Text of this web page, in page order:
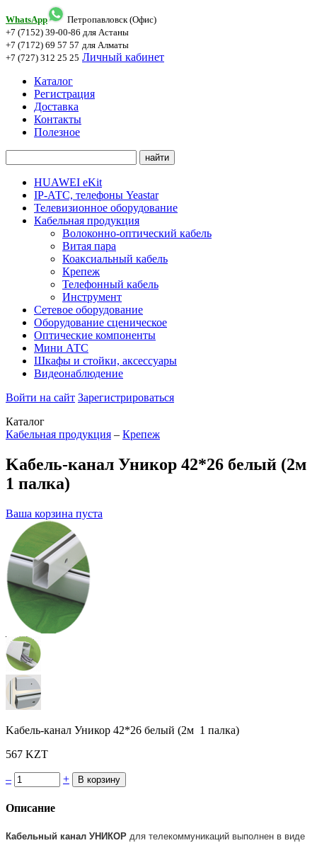
WhatsApp
Петропавловск (Офис)
+7 (7152) 39-00-86 для Астаны
+7 (7172) 69 57 57 для Алматы
+7 (727) 312 25 25 Личный кабинет
Каталог
Регистрация
Доставка
Контакты
Полезное
HUAWEI eKit
IP-АТС, телефоны Yeastar
Телевизионное оборудование
Кабельная продукция
Волоконно-оптический кабель
Витая пара
Коаксиальный кабель
Крепеж
Телефонный кабель
Инструмент
Сетевое оборудование
Оборудование сценическое
Оптические компоненты
Мини АТС
Шкафы и стойки, аксессуары
Видеонаблюдение
Войти на сайт Зарегистрироваться
Каталог
Кабельная продукция – Крепеж
Kaбель-канал Уникор 42*26 белый (2м
1 палка)
Ваша корзина пуста
Kaбель-канал Уникор 42*26 белый (2м 1 палка)
567 KZT
– +
Описание
Кабельный канал УНИКОР для телекоммуникаций выполнен в виде